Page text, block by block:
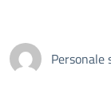
Personale